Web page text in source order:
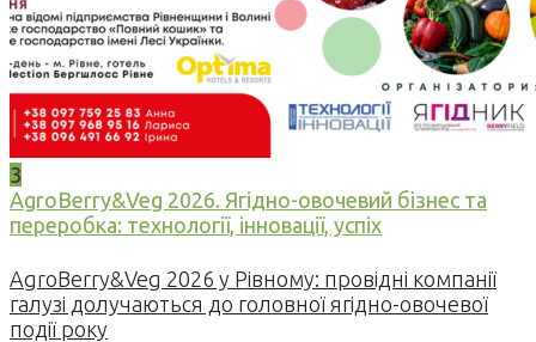
3
AgroBerry&Veg 2026. Ягідно-овочевий бізнес та
переробка: технології, інновації, успіх
AgroBerry&Veg 2026 у Рівному: провідні компанії
галузі долучаються до головної ягідно-овочевої
події року